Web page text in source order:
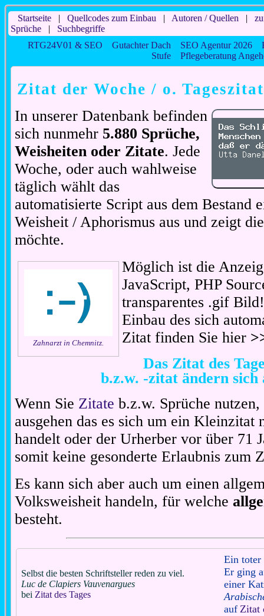
Startseite| Quellcodes zum Einbau | Autoren / Quellen |
Sprüche| Suchbegriffe
RTG24V01 & SEO
Gutachter Dach SEO Agentur 2026
Stufe
Pflegeberatung
Zitat der Woche / o.
In unserer Datenbank befinden
sich nunmehr 5.880 Sprüche,
Weisheiten oder Zitate. Jede
Woche, oder auch wahlweise
täglich wählt das
automatisierte Script aus dem Bestand
Weisheit / Aphorismus aus und zeigt
möchte.
Zahnarzt in Chemnitz.
Möglich ist die
JavaScript, PHP
transparentes .gif
Einbau des sich
Zitat finden Sie hier
Das Zitat des
b.z.w. -zitat ändern sich
Wenn Sie Zitate b.z.w. Sprüche
ausgehen das es sich um ein Kleinzitat
handelt oder der Urherber vor über 71
somit keine gesonderte Erlaubnis zum
Es kann sich aber auch um einen
Volksweisheit handeln, für welche
besteht.
Selbst die besten Schriftsteller reden zu viel.
Luc de Clapiers Vauvenargues
bei Zitat des Tages
Ein toter
Er ging
einer
auf Zitat